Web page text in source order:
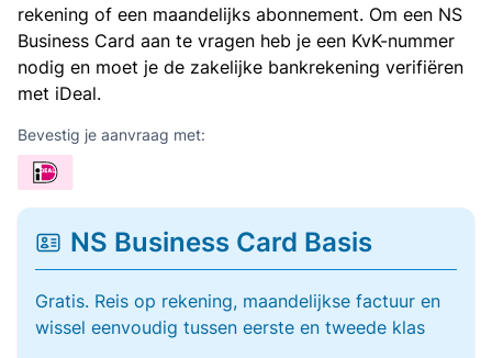
rekening of een maandelijks abonnement. Om een NS
Business Card aan te vragen heb je een KvK-nummer
nodig en moet je de zakelijke bankrekening verifiëren
met iDeal.
Bevestig je aanvraag met:
NS Business Card Basis
Gratis. Reis op rekening, maandelijkse factuur en
wissel eenvoudig tussen eerste en tweede klas